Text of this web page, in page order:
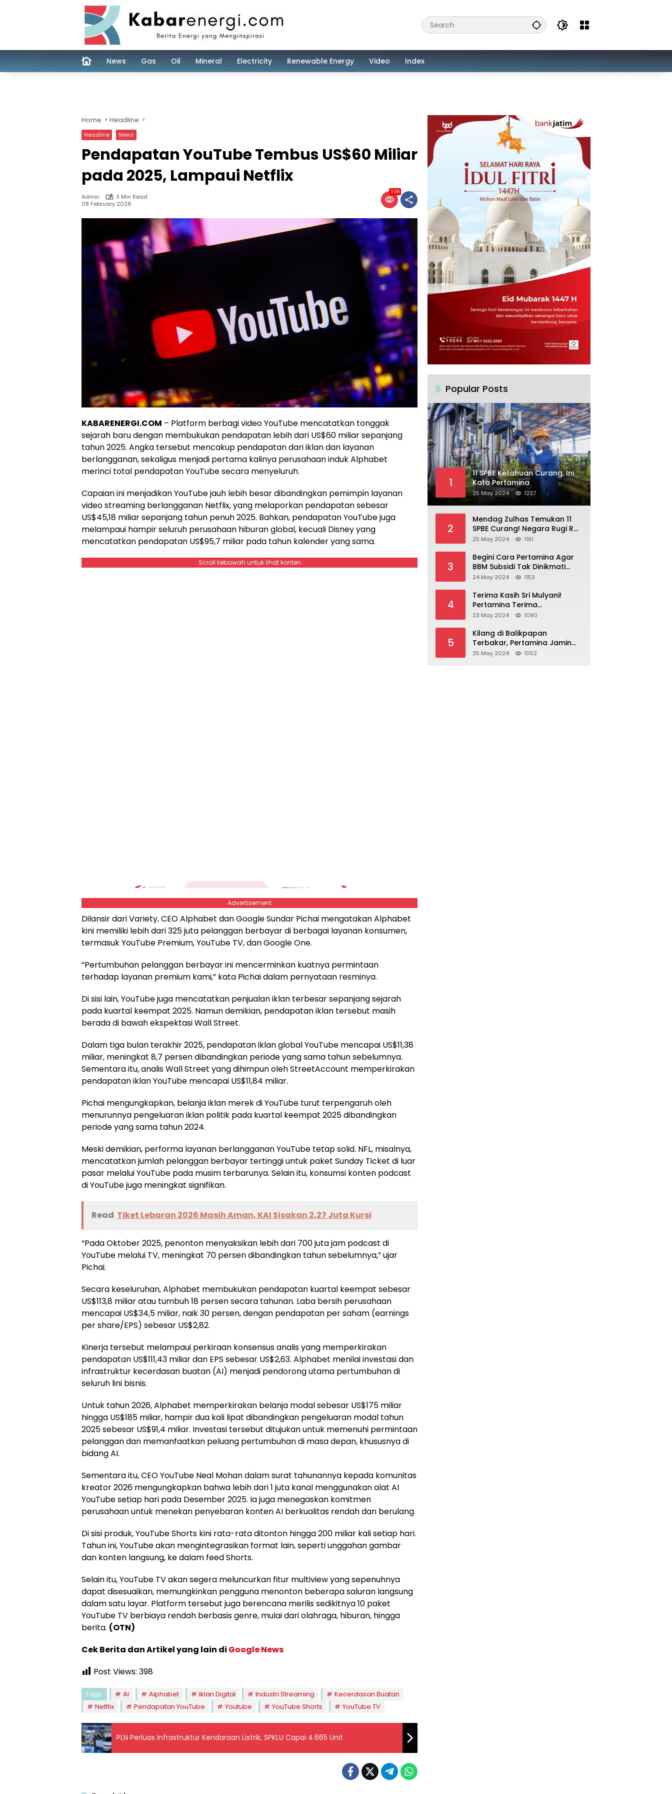
News Gas Oil Mineral Electricity Renewable Energy Video Index
Home Headline
Headline News
Pendapatan YouTube Tembus US$60 Miliar
pada 2025, Lampaui Netflix
Admin
3 Min Read
08 February 2026
398
KABARENERGI.COM – Platform berbagi video YouTube mencatatkan tonggak
sejarah baru dengan membukukan pendapatan lebih dari US$60 miliar sepanjang
tahun 2025. Angka tersebut mencakup pendapatan dari iklan dan layanan
berlangganan, sekaligus menjadi pertama kalinya perusahaan induk Alphabet
merinci total pendapatan YouTube secara menyeluruh.
Capaian ini menjadikan YouTube jauh lebih besar dibandingkan pemimpin layanan
video streaming berlangganan Netflix, yang melaporkan pendapatan sebesar
US$45,18 miliar sepanjang tahun penuh 2025. Bahkan, pendapatan YouTube juga
melampaui hampir seluruh perusahaan hiburan global, kecuali Disney yang
mencatatkan pendapatan US$95,7 miliar pada tahun kalender yang sama.
Scroll kebawah untuk lihat konten
Advertisement
Dilansir dari Variety, CEO Alphabet dan Google Sundar Pichai mengatakan Alphabet
kini memiliki lebih dari 325 juta pelanggan berbayar di berbagai layanan konsumen,
termasuk YouTube Premium, YouTube TV, dan Google One.
“Pertumbuhan pelanggan berbayar ini mencerminkan kuatnya permintaan
terhadap layanan premium kami,” kata Pichai dalam pernyataan resminya.
Di sisi lain, YouTube juga mencatatkan penjualan iklan terbesar sepanjang sejarah
pada kuartal keempat 2025. Namun demikian, pendapatan iklan tersebut masih
berada di bawah ekspektasi Wall Street.
Dalam tiga bulan terakhir 2025, pendapatan iklan global YouTube mencapai US$11,38
miliar, meningkat 8,7 persen dibandingkan periode yang sama tahun sebelumnya.
Sementara itu, analis Wall Street yang dihimpun oleh StreetAccount memperkirakan
pendapatan iklan YouTube mencapai US$11,84 miliar.
Pichai mengungkapkan, belanja iklan merek di YouTube turut terpengaruh oleh
menurunnya pengeluaran iklan politik pada kuartal keempat 2025 dibandingkan
periode yang sama tahun 2024.
Meski demikian, performa layanan berlangganan YouTube tetap solid. NFL, misalnya,
mencatatkan jumlah pelanggan berbayar tertinggi untuk paket Sunday Ticket di luar
pasar melalui YouTube pada musim terbarunya. Selain itu, konsumsi konten podcast
di YouTube juga meningkat signifikan.
Read Tiket Lebaran 2026 Masih Aman, KAI Sisakan 2,27 Juta Kursi
“Pada Oktober 2025, penonton menyaksikan lebih dari 700 juta jam podcast di
YouTube melalui TV, meningkat 70 persen dibandingkan tahun sebelumnya,” ujar
Pichai.
Secara keseluruhan, Alphabet membukukan pendapatan kuartal keempat sebesar
US$113,8 miliar atau tumbuh 18 persen secara tahunan. Laba bersih perusahaan
mencapai US$34,5 miliar, naik 30 persen, dengan pendapatan per saham (earnings
per share/EPS) sebesar US$2,82.
Kinerja tersebut melampaui perkiraan konsensus analis yang memperkirakan
pendapatan US$111,43 miliar dan EPS sebesar US$2,63. Alphabet menilai investasi dan
infrastruktur kecerdasan buatan (AI) menjadi pendorong utama pertumbuhan di
seluruh lini bisnis.
Untuk tahun 2026, Alphabet memperkirakan belanja modal sebesar US$175 miliar
hingga US$185 miliar, hampir dua kali lipat dibandingkan pengeluaran modal tahun
2025 sebesar US$91,4 miliar. Investasi tersebut ditujukan untuk memenuhi permintaan
pelanggan dan memanfaatkan peluang pertumbuhan di masa depan, khususnya di
bidang AI.
Sementara itu, CEO YouTube Neal Mohan dalam surat tahunannya kepada komunitas
kreator 2026 mengungkapkan bahwa lebih dari 1 juta kanal menggunakan alat AI
YouTube setiap hari pada Desember 2025. Ia juga menegaskan komitmen
perusahaan untuk menekan penyebaran konten AI berkualitas rendah dan berulang.
Di sisi produk, YouTube Shorts kini rata-rata ditonton hingga 200 miliar kali setiap hari.
Tahun ini, YouTube akan mengintegrasikan format lain, seperti unggahan gambar
dan konten langsung, ke dalam feed Shorts.
Selain itu, YouTube TV akan segera meluncurkan fitur multiview yang sepenuhnya
dapat disesuaikan, memungkinkan pengguna menonton beberapa saluran langsung
dalam satu layar. Platform tersebut juga berencana merilis sedikitnya 10 paket
YouTube TV berbiaya rendah berbasis genre, mulai dari olahraga, hiburan, hingga
berita. (OTN)
Cek Berita dan Artikel yang lain di Google News
Post Views: 398
Tags: AI Alphabet Iklan Digital Industri Streaming
Kecerdasan Buatan
Netflix
Pendapatan YouTube Youtube YouTube Shorts YouTube TV
PLN Perluas Infrastruktur Kendaraan Listrik, SPKLU Capai 4.665 Unit
Popular Posts
1
11 SPBE Ketahuan Curang, Ini
Kata Pertamina
25 May 2024 1237
2
Mendag Zulhas Temukan 11
SPBE Curang! Negara Rugi Rp
18,7 Miliar/ Tahun
25 May 2024 1181
3
Begini Cara Pertamina Agar
BBM Subsidi Tak Dinikmati
Orang Kaya!
24 May 2024 1153
4
Terima Kasih Sri Mulyani!
Pertamina Terima
Kompensasi BBM Rp 43,52
23 May 2024 1090
5
Kilang di Balikpapan
Terbakar, Pertamina Jamin
Pasokan BBM Aman
25 May 2024 1052